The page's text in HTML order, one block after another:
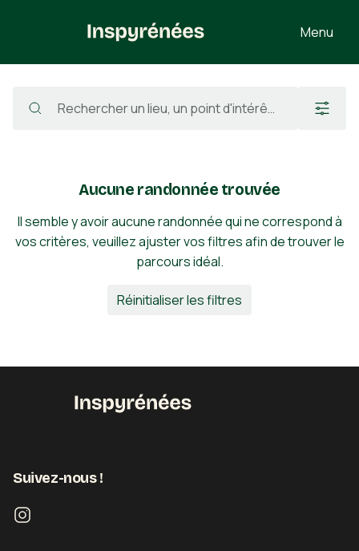
Menu
/ France / Hautes-Pyrénées
Aucune randonnée trouvée
Il semble y avoir aucune randonnée qui ne correspond à
vos critères, veuillez ajuster vos filtres afin de trouver le
parcours idéal.
Réinitialiser les filtres
Suivez-nous !